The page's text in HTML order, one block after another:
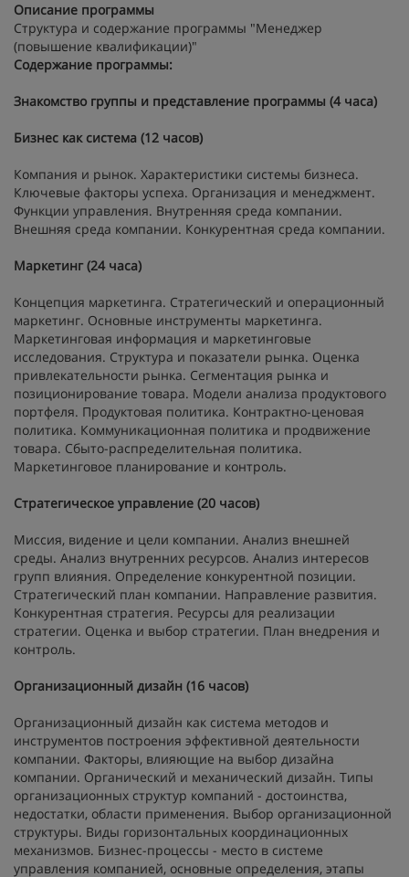
Описание программы
Структура и содержание программы "Менеджер
(повышение квалификации)"
Содержание программы:
Знакомство группы и представление программы (4 часа)
Бизнес как система (12 часов)
Компания и рынок. Характеристики системы бизнеса.
Ключевые факторы успеха. Организация и менеджмент.
Функции управления. Внутренняя среда компании.
Внешняя среда компании. Конкурентная среда компании.
Маркетинг (24 часа)
Концепция маркетинга. Стратегический и операционный
маркетинг. Основные инструменты маркетинга.
Маркетинговая информация и маркетинговые
исследования. Структура и показатели рынка. Оценка
привлекательности рынка. Сегментация рынка и
позиционирование товара. Модели анализа продуктового
портфеля. Продуктовая политика. Контрактно-ценовая
политика. Коммуникационная политика и продвижение
товара. Сбыто-распределительная политика.
Маркетинговое планирование и контроль.
Стратегическое управление (20 часов)
Миссия, видение и цели компании. Анализ внешней
среды. Анализ внутренних ресурсов. Анализ интересов
групп влияния. Определение конкурентной позиции.
Стратегический план компании. Направление развития.
Конкурентная стратегия. Ресурсы для реализации
стратегии. Оценка и выбор стратегии. План внедрения и
контроль.
Организационный дизайн (16 часов)
Организационный дизайн как система методов и
инструментов построения эффективной деятельности
компании. Факторы, влияющие на выбор дизайна
компании. Органический и механический дизайн. Типы
организационных структур компаний - достоинства,
недостатки, области применения. Выбор организационной
структуры. Виды горизонтальных координационных
механизмов. Бизнес-процессы - место в системе
управления компанией, основные определения, этапы